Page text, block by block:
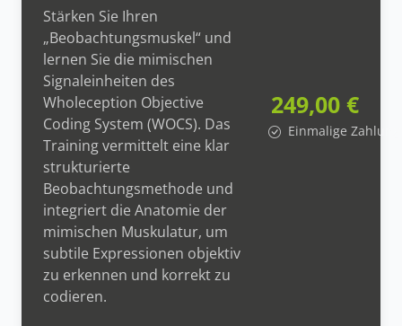
Stärken Sie Ihren
„Beobachtungsmuskel“ und
lernen Sie die mimischen
Signaleinheiten des
Wholeception Objective
Coding System (WOCS). Das
Training vermittelt eine klar
strukturierte
Beobachtungsmethode und
integriert die Anatomie der
mimischen Muskulatur, um
subtile Expressionen objektiv
zu erkennen und korrekt zu
codieren.
249,00 €
Einmalige Zahlung